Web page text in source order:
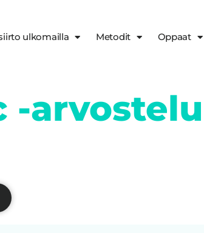
ulkomailla Metodit Oppaat
-arvostelu